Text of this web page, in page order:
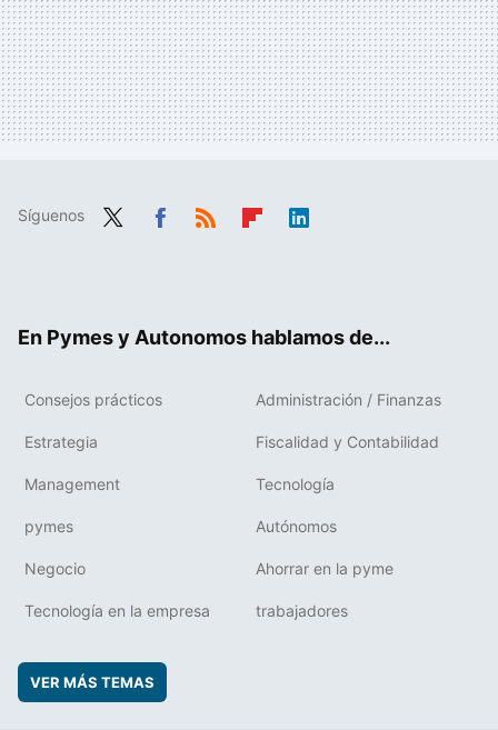
Síguenos
En Pymes y Autonomos hablamos de...
Consejos prácticos Administración / Finanzas
Estrategia Fiscalidad y Contabilidad
Management Tecnología
pymes Autónomos
Negocio Ahorrar en la pyme
Tecnología en la empresa trabajadores
VER MÁS TEMAS